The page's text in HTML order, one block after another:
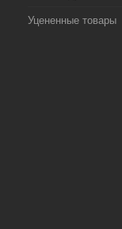
Уцененные товары